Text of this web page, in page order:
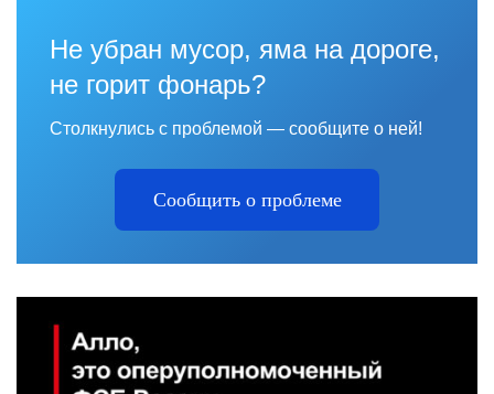
Не убран мусор, яма на дороге,
не горит фонарь?
Столкнулись с проблемой — сообщите о ней!
Сообщить о проблеме